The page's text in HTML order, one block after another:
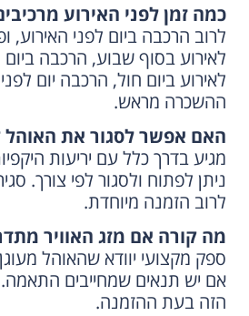
כמה זמן לפני האירוע
לרוב הרכבה ביום לפני האירוע,
לאירוע בסוף שבוע, הרכבה ביום
לאירוע ביום חול, הרכבה יום
ההשכרה מראש.
האם אפשר לסגור את האוהל
מגיע בדרך כלל עם יריעות
ניתן לפתוח ולסגור לפי צורך.
לרוב הזמנה מיוחדת.
מה קורה אם מזג האוויר
ספק מקצועי יוודא שהאוהל
אם יש תנאים שמחייבים התאמה.
הזה בעת ההזמנה.